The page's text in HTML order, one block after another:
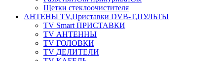
Щетки стеклоочистителя
АНТЕНЫ ТV,Приставки DVB-T,ПУЛЬТЫ
TV Smart ПРИСТАВКИ
TV АНТЕННЫ
TV ГОЛОВКИ
TV ДЕЛИТЕЛИ